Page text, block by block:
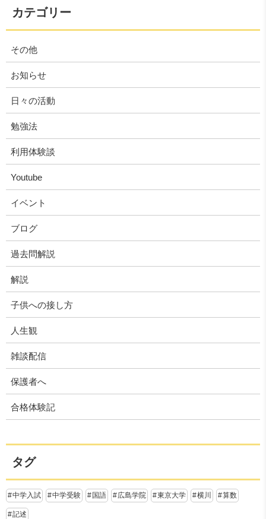
カテゴリー
その他
お知らせ
日々の活動
勉強法
利用体験談
Youtube
イベント
ブログ
過去問解説
解説
子供への接し方
人生観
雑談配信
保護者へ
合格体験記
タグ
中学入試 中学受験 国語 広島学院 東京大学 横川 算数
記述